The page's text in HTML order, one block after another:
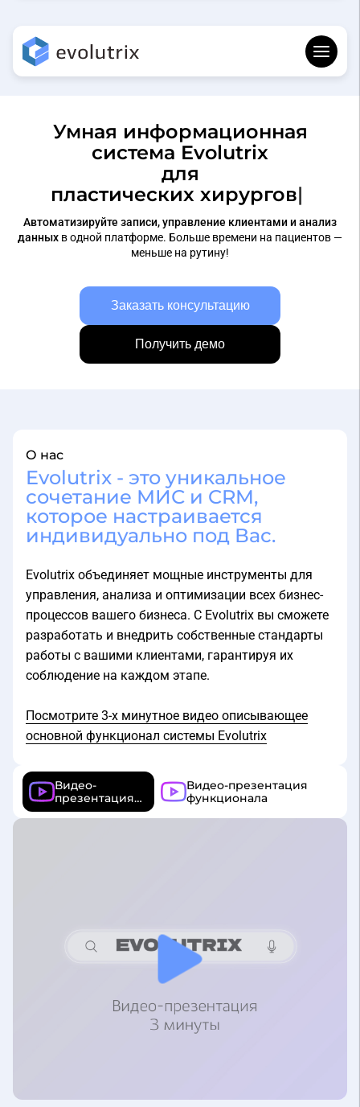
Умная информационная
система Evolutrix
пластически
Автоматизируйте записи, управление клиентами и анализ
данныхв одной платформе. Больше времени на пациентов —
меньше на рутину!
Заказать консультацию
Получить демо
системы
Evolutrix - это уникальное
сочетание МИС и CRM,
которое настраивается
индивидуально под Вас.
управления, анализа и оптимизации всех бизнес-
процессов вашего бизнеса. С Evolutrix вы сможете
разработать и внедрить собственные стандарты
работы с вашими клиентами, гарантируя их
соблюдение на каждом этапе.
основной функционал системы Evolutrix